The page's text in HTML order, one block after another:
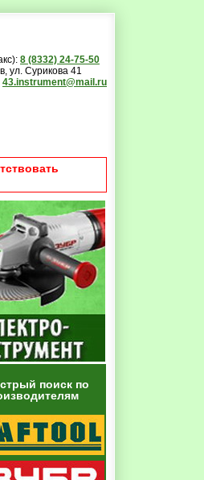
8 (8332) 24-75-50
ул. Сурикова 41
43.instrument@mail.ru
поиск по